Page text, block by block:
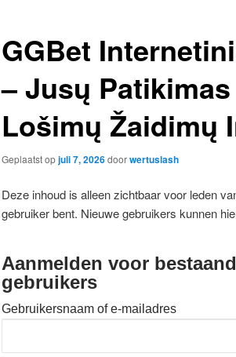
GGBet
– Jusų
Lošimų Žaidimų
Geplaatst opjuli 7, 2026doorwertuslash
Deze inhoud is alleen zichtbaar voor leden
gebruiker bent. Nieuwe gebruikers kunnen
Aanmelden voor
gebruikers
Gebruikersnaam of e-mailadres